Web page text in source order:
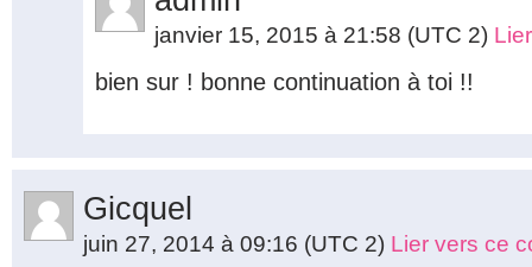
janvier 15, 2015 à 21:58 (UTC 2)
bien sur ! bonne continuation à toi !!
Gicquel
juin 27, 2014 à 09:16 (UTC 2) Lier vers ce